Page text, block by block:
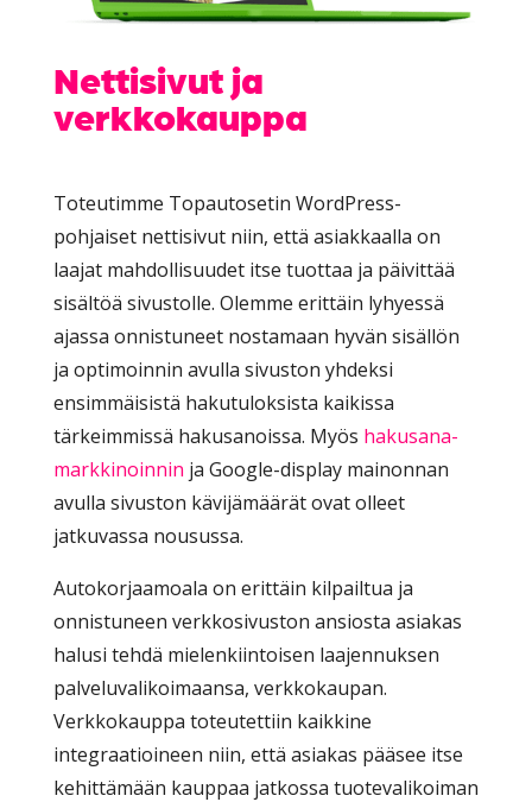
Nettisivut ja
verkkokauppa
Toteutimme Topautosetin WordPress-
pohjaiset nettisivut niin, että asiakkaalla on
laajat mahdollisuudet itse tuottaa ja päivittää
sisältöä sivustolle. Olemme erittäin lyhyessä
ajassa onnistuneet nostamaan hyvän sisällön
ja optimoinnin avulla sivuston yhdeksi
ensimmäisistä hakutuloksista kaikissa
tärkeimmissä hakusanoissa. Myös hakusana-
markkinoinnin ja Google-display mainonnan
avulla sivuston kävijämäärät ovat olleet
jatkuvassa nousussa.
Autokorjaamoala on erittäin kilpailtua ja
onnistuneen verkkosivuston ansiosta asiakas
halusi tehdä mielenkiintoisen laajennuksen
palveluvalikoimaansa, verkkokaupan.
Verkkokauppa toteutettiin kaikkine
integraatioineen niin, että asiakas pääsee itse
kehittämään kauppaa jatkossa tuotevalikoiman